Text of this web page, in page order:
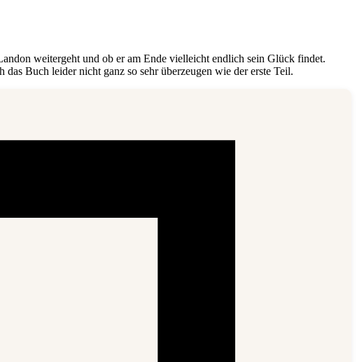
weitergeht und ob er am Ende vielleicht endlich sein Glück findet.
Buch leider nicht ganz so sehr überzeugen wie der erste Teil.